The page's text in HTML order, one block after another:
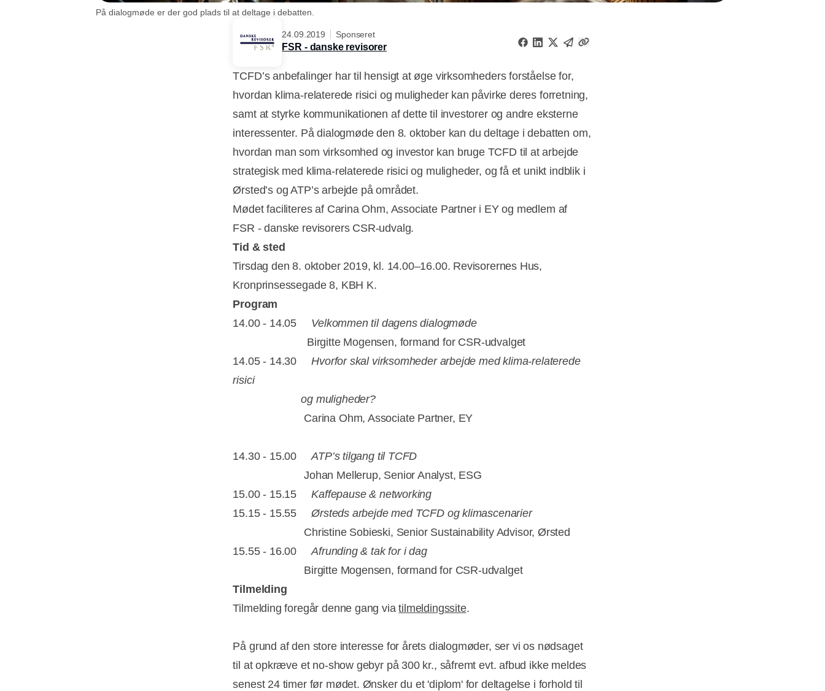
På dialogmøde er der god plads til at deltage i debatten.
24.09.2019 Sponseret
FSR - danske revisorer
TCFD’s anbefalinger har til hensigt at øge virksomheders forståelse for,
hvordan klima-relaterede risici og muligheder kan påvirke deres forretning,
samt at styrke kommunikationen af dette til investorer og andre eksterne
interessenter. På dialogmøde den 8. oktober kan du deltage i debatten om,
hvordan man som virksomhed og investor kan bruge TCFD til at arbejde
strategisk med klima-relaterede risici og muligheder, og få et unikt indblik i
Ørsted’s og ATP’s arbejde på området.
Mødet faciliteres af Carina Ohm, Associate Partner i EY og medlem af
FSR - danske revisorers CSR-udvalg.
Tid & sted
Tirsdag den 8. oktober 2019, kl. 14.00–16.00. Revisorernes Hus,
Kronprinsessegade 8, KBH K.
Program
14.00 - 14.05 Velkommen til dagens dialogmøde
Birgitte Mogensen, formand for CSR-udvalget
14.05 - 14.30Hvorfor skal virksomheder arbejde med klima-relaterede
risici
og muligheder?
Carina Ohm, Associate Partner, EY
14.30 - 15.00ATP’s tilgang til TCFD
Johan Mellerup, Senior Analyst, ESG
15.00 - 15.15Kaffepause & networking
15.15 - 15.55 Ørsteds arbejde med TCFD og klimascenarier
Christine Sobieski, Senior Sustainability Advisor, Ørsted
15.55 - 16.00Afrunding & tak for i dag
Birgitte Mogensen, formand for CSR-udvalget
Tilmelding
Tilmelding foregår denne gang viatilmeldingssite.
På grund af den store interesse for årets dialogmøder, ser vi os nødsaget
til at opkræve et no-show gebyr på 300 kr., såfremt evt. afbud ikke meldes
senest 24 timer før mødet. Ønsker du et 'diplom' for deltagelse i forhold til